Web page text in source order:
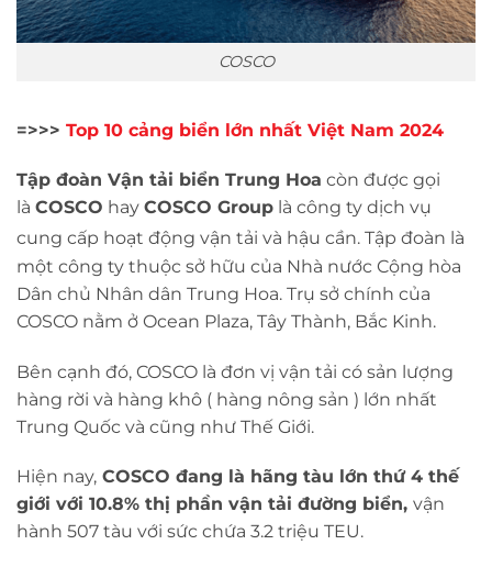
COSCO
=>>> Top 10 cảng biển lớn nhất Việt Nam 2024
Tập đoàn Vận tải biển Trung Hoa còn được gọi
là COSCO hay COSCO Group là công ty dịch vụ
cung cấp hoạt động vận tải và hậu cần. Tập đoàn là
một công ty thuộc sở hữu của Nhà nước Cộng hòa
Dân chủ Nhân dân Trung Hoa. Trụ sở chính của
COSCO nằm ở Ocean Plaza, Tây Thành, Bắc Kinh.
Bên cạnh đó, COSCO là đơn vị vận tải có sản lượng
hàng rời và hàng khô ( hàng nông sản ) lớn nhất
Trung Quốc và cũng như Thế Giới.
Hiện nay, COSCO đang là hãng tàu lớn thứ 4 thế
giới với 10.8% thị phần vận tải đường biển, vận
hành 507 tàu với sức chứa 3.2 triệu TEU.